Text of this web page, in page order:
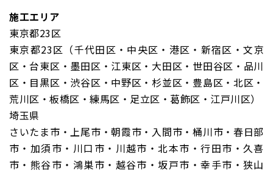
施工エリア
東京都23区
東京都23区（千代田区・中央区・港区・新宿区・文京
区・台東区・墨田区・江東区・大田区・世田谷区・品川
区・目黒区・渋谷区・中野区・杉並区・豊島区・北区・
荒川区・板橋区・練馬区・足立区・葛飾区・江戸川区）
埼玉県
さいたま市・上尾市・朝霞市・入間市・桶川市・春日部
市・加須市・川口市・川越市・北本市・行田市・久喜
市・熊谷市・鴻巣市・越谷市・坂戸市・幸手市・狭山